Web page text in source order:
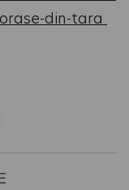
din-tara